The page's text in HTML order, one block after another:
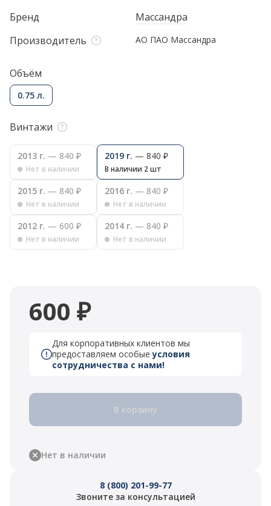
Бренд
Массандра
Производитель
АО ПАО Массандра
Объём
0.75 л.
Винтажи
2013 г. — 840 ₽
Нет в наличии
2019 г. — 840 ₽
В наличии 2 шт
2015 г. — 840 ₽
Нет в наличии
2016 г. — 840 ₽
Нет в наличии
2012 г. — 600 ₽
Нет в наличии
2014 г. — 840 ₽
Нет в наличии
600 ₽
Для корпоративных клиентов мы
предоставляем особыеусловия
сотрудничества с нами!
В корзину
Нет в наличии
8 (800) 201-99-77
Звоните за консультацией